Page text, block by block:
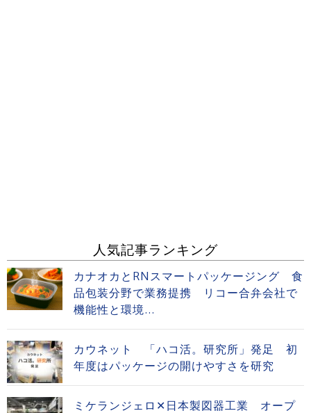
人気記事ランキング
カナオカとRNスマートパッケージング 食
品包装分野で業務提携 リコー合弁会社で
機能性と環境...
カウネット 「ハコ活。研究所」発足 初
年度はパッケージの開けやすさを研究
ミケランジェロ✕日本製図器工業 オープ